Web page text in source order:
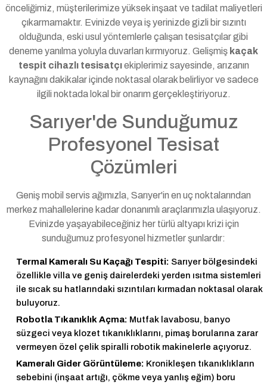
önceliğimiz, müşterilerimize yüksek inşaat ve tadilat maliyetleri
çıkarmamaktır. Evinizde veya iş yerinizde gizli bir sızıntı
olduğunda, eski usul yöntemlerle çalışan tesisatçılar gibi
deneme yanılma yoluyla duvarları kırmıyoruz. Gelişmiş kaçak
tespit cihazlı tesisatçıekiplerimiz sayesinde, arızanın
kaynağını dakikalar içinde noktasal olarak belirliyor ve sadece
ilgili noktada lokal bir onarım gerçekleştiriyoruz.
Sarıyer'de Sunduğumuz
Profesyonel Tesisat
Çözümleri
Geniş mobil servis ağımızla, Sarıyer'in en uç noktalarından
merkez mahallelerine kadar donanımlı araçlarımızla ulaşıyoruz.
Evinizde yaşayabileceğiniz her türlü altyapı krizi için
sunduğumuz profesyonel hizmetler şunlardır:
Termal Kameralı Su Kaçağı Tespiti: Sarıyer bölgesindeki
özellikle villa ve geniş dairelerdeki yerden ısıtma sistemleri
ile sıcak su hatlarındaki sızıntıları kırmadan noktasal olarak
buluyoruz.
Robotla Tıkanıklık Açma: Mutfak lavabosu, banyo
süzgeci veya klozet tıkanıklıklarını, pimaş borularına zarar
vermeyen özel çelik spiralli robotik makinelerle açıyoruz.
Kameralı Gider Görüntüleme: Kronikleşen tıkanıklıkların
sebebini (inşaat artığı, çökme veya yanlış eğim) boru